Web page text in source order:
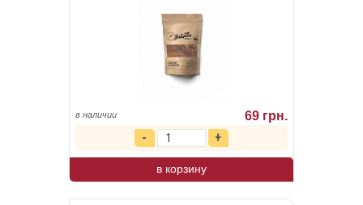
в наличии 69 грн.
в корзину